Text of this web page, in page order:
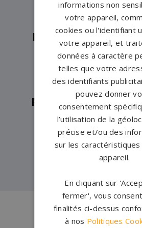
Pompes funèbres
Pompes funèbres -
Pompes funèbres -
Pompes funèbres -
Picardie→
Pompes funèbres -
Santerre→
Pompes funèbres
informations non
votre appareil,
cookies ou l'identifiant
votre appareil, et
données à caractère
telles que votre
des identifiants
pouvez donner
consentement
l’utilisation de la
précise et/ou des
sur les
appareil.
En cliquant sur
fermer', vous
finalités ci-dessus
à nos Politiques